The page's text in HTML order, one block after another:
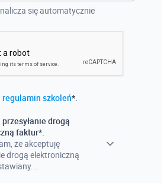
się automatycznie
regulamin szkoleń*.
drogą
faktur*.
że akceptuję
drogą elektroniczną